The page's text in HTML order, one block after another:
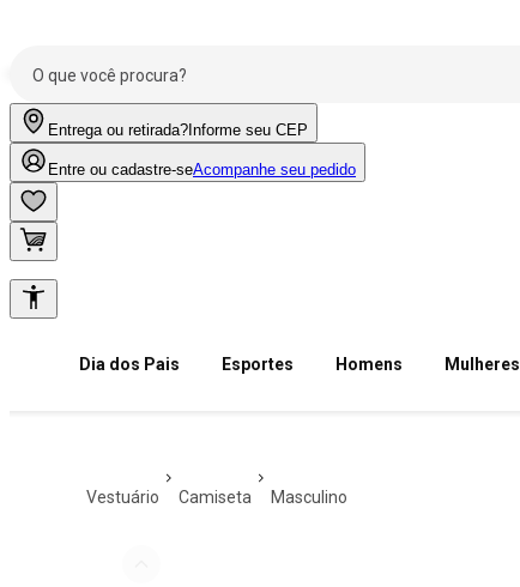
Entrega ou retirada? Informe seu CEP
Entre ou cadastre-seAcompanhe seu pedido
Dia dos Pais Esportes Homens Mulheres
vestuário camiseta masculino